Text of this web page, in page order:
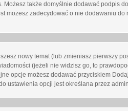
Możesz także domyślnie dodawać podpis
możesz zadecydować o nie dodawaniu
nowy temat (lub zmieniasz pierwszy
(jeżeli nie widzisz go, to
opcje możesz dodawać przyciskiem
ustawienia opcji jest określana przez